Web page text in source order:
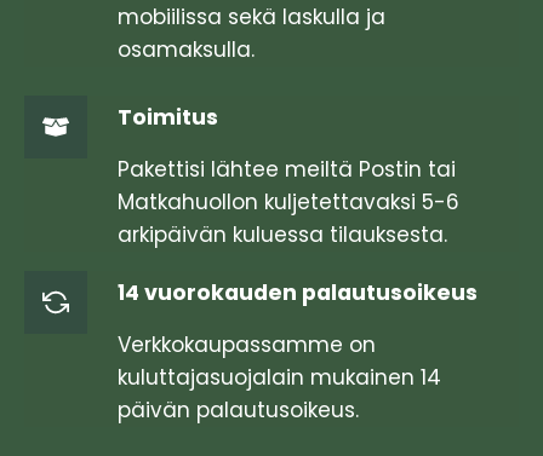
sivulla.
mobiilissa sekä laskulla ja
osamaksulla.
Toimitus
Pakettisi lähtee meiltä Postin tai
Matkahuollon kuljetettavaksi 5-6
arkipäivän kuluessa tilauksesta.
14 vuorokauden palautusoikeus
Verkkokaupassamme on
kuluttajasuojalain mukainen 14
päivän palautusoikeus.